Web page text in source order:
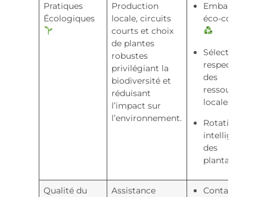
Pratiques
Écologiques
Production
locale, circuits
courts et choix
de plantes
robustes
privilégiant la
biodiversité et
réduisant
l’impact sur
l’environnement.
Emballages
éco-conçus
Sélection
respectueuse
des
ressources
locales
Rotation
intelligente
des
plantations
Qualité du
Assistance
Contact facile